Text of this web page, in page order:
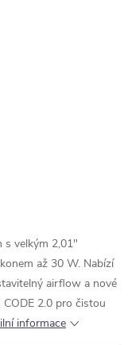
s velkým 2,01"
až 30 W. Nabízí
airflow a nové
2.0 pro čistou
informace